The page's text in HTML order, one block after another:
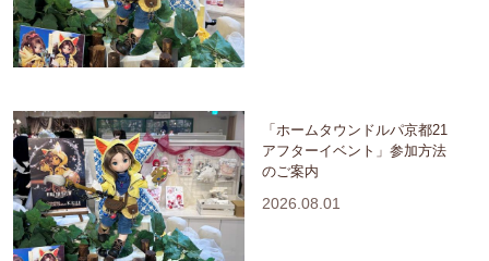
「ホームタウンドルパ京都21
アフターイベント」参加方法
のご案内
2026.08.01